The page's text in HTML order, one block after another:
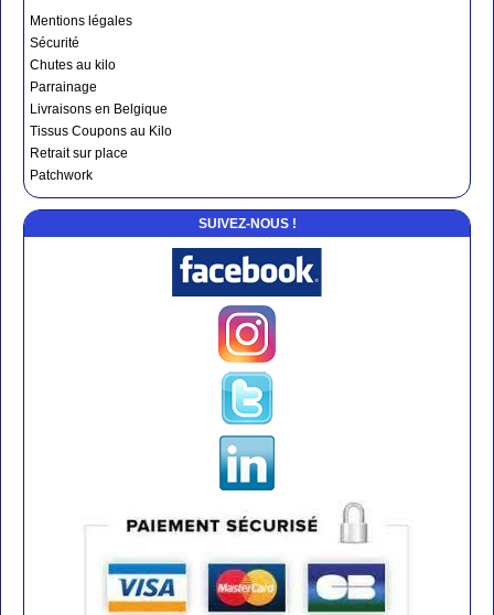
Mentions légales
Sécurité
Chutes au kilo
Parrainage
Livraisons en Belgique
Tissus Coupons au Kilo
Retrait sur place
Patchwork
SUIVEZ-NOUS !